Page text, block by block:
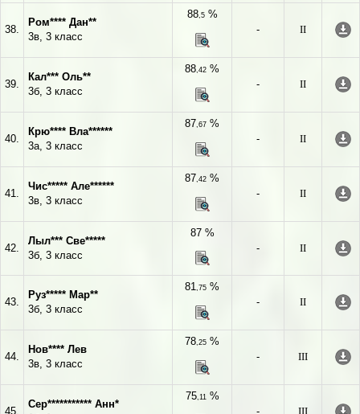
38.
Ром**** Дан**
3в, 3 класс
88,5%
-
II
39.
Кал*** Оль**
3б, 3 класс
88,42 %
-
II
40.
Крю**** Вла******
3а, 3 класс
87,67 %
-
II
41.
Чис***** Але******
3в, 3 класс
87,42 %
-
II
42.
Лыл*** Све*****
3б, 3 класс
87 %
-
II
43.
Руз***** Мар**
3б, 3 класс
81,75 %
-
II
44.
Нов**** Лев
3в, 3 класс
78,25 %
-
III
45.
Сер*********** Анн*
75,11%
-
III